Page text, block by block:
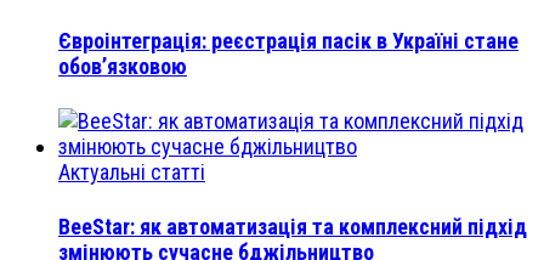
Євроінтеграція: реєстрація пасік в Україні стане
обов’язковою
Актуальні статті
BeeStar: як автоматизація та комплексний підхід
змінюють сучасне бджільництво